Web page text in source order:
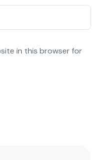
in this browser for